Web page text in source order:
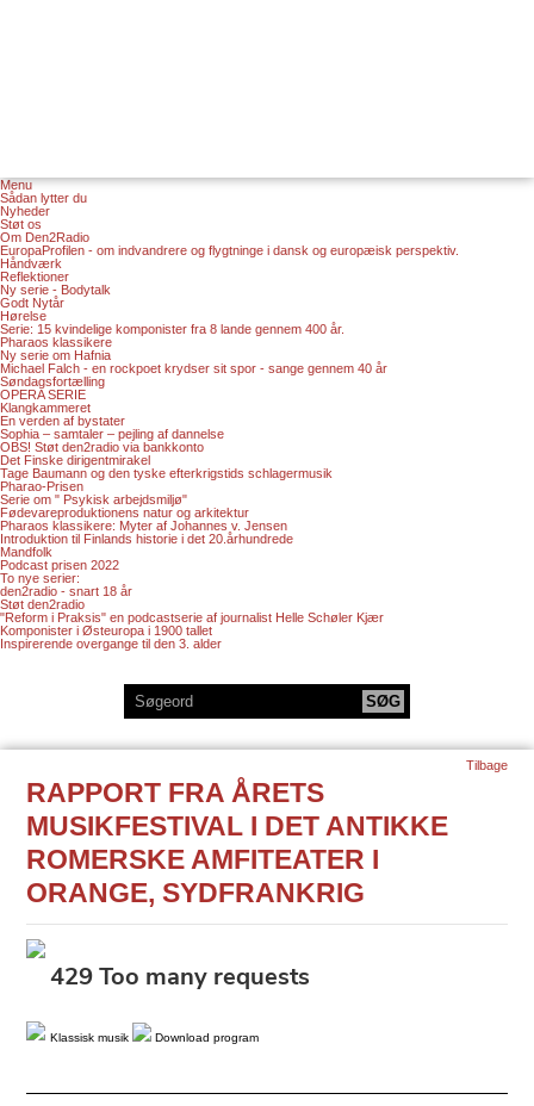
Menu
Sådan lytter du
Nyheder
Støt os
Om Den2Radio
EuropaProfilen - om indvandrere og flygtninge i dansk og europæisk perspektiv.
Håndværk
Reflektioner
Ny serie - Bodytalk
Godt Nytår
Hørelse
Serie: 15 kvindelige komponister fra 8 lande gennem 400 år.
Pharaos klassikere
Ny serie om Hafnia
Michael Falch - en rockpoet krydser sit spor - sange gennem 40 år
Søndagsfortælling
OPERA SERIE
Klangkammeret
En verden af bystater
Sophia – samtaler – pejling af dannelse
OBS! Støt den2radio via bankkonto
Det Finske dirigentmirakel
Tage Baumann og den tyske efterkrigstids schlagermusik
Pharao-Prisen
Serie om " Psykisk arbejdsmiljø"
Fødevareproduktionens natur og arkitektur
Pharaos klassikere: Myter af Johannes v. Jensen
Introduktion til Finlands historie i det 20.århundrede
Mandfolk
Podcast prisen 2022
To nye serier:
den2radio - snart 18 år
Støt den2radio
"Reform i Praksis" en podcastserie af journalist Helle Schøler Kjær
Komponister i Østeuropa i 1900 tallet
Inspirerende overgange til den 3. alder
RAPPORT FRA ÅRETS
MUSIKFESTIVAL I DET ANTIKKE
ROMERSKE AMFITEATER I
ORANGE, SYDFRANKRIG
Klassisk musik Download program
Tilbage